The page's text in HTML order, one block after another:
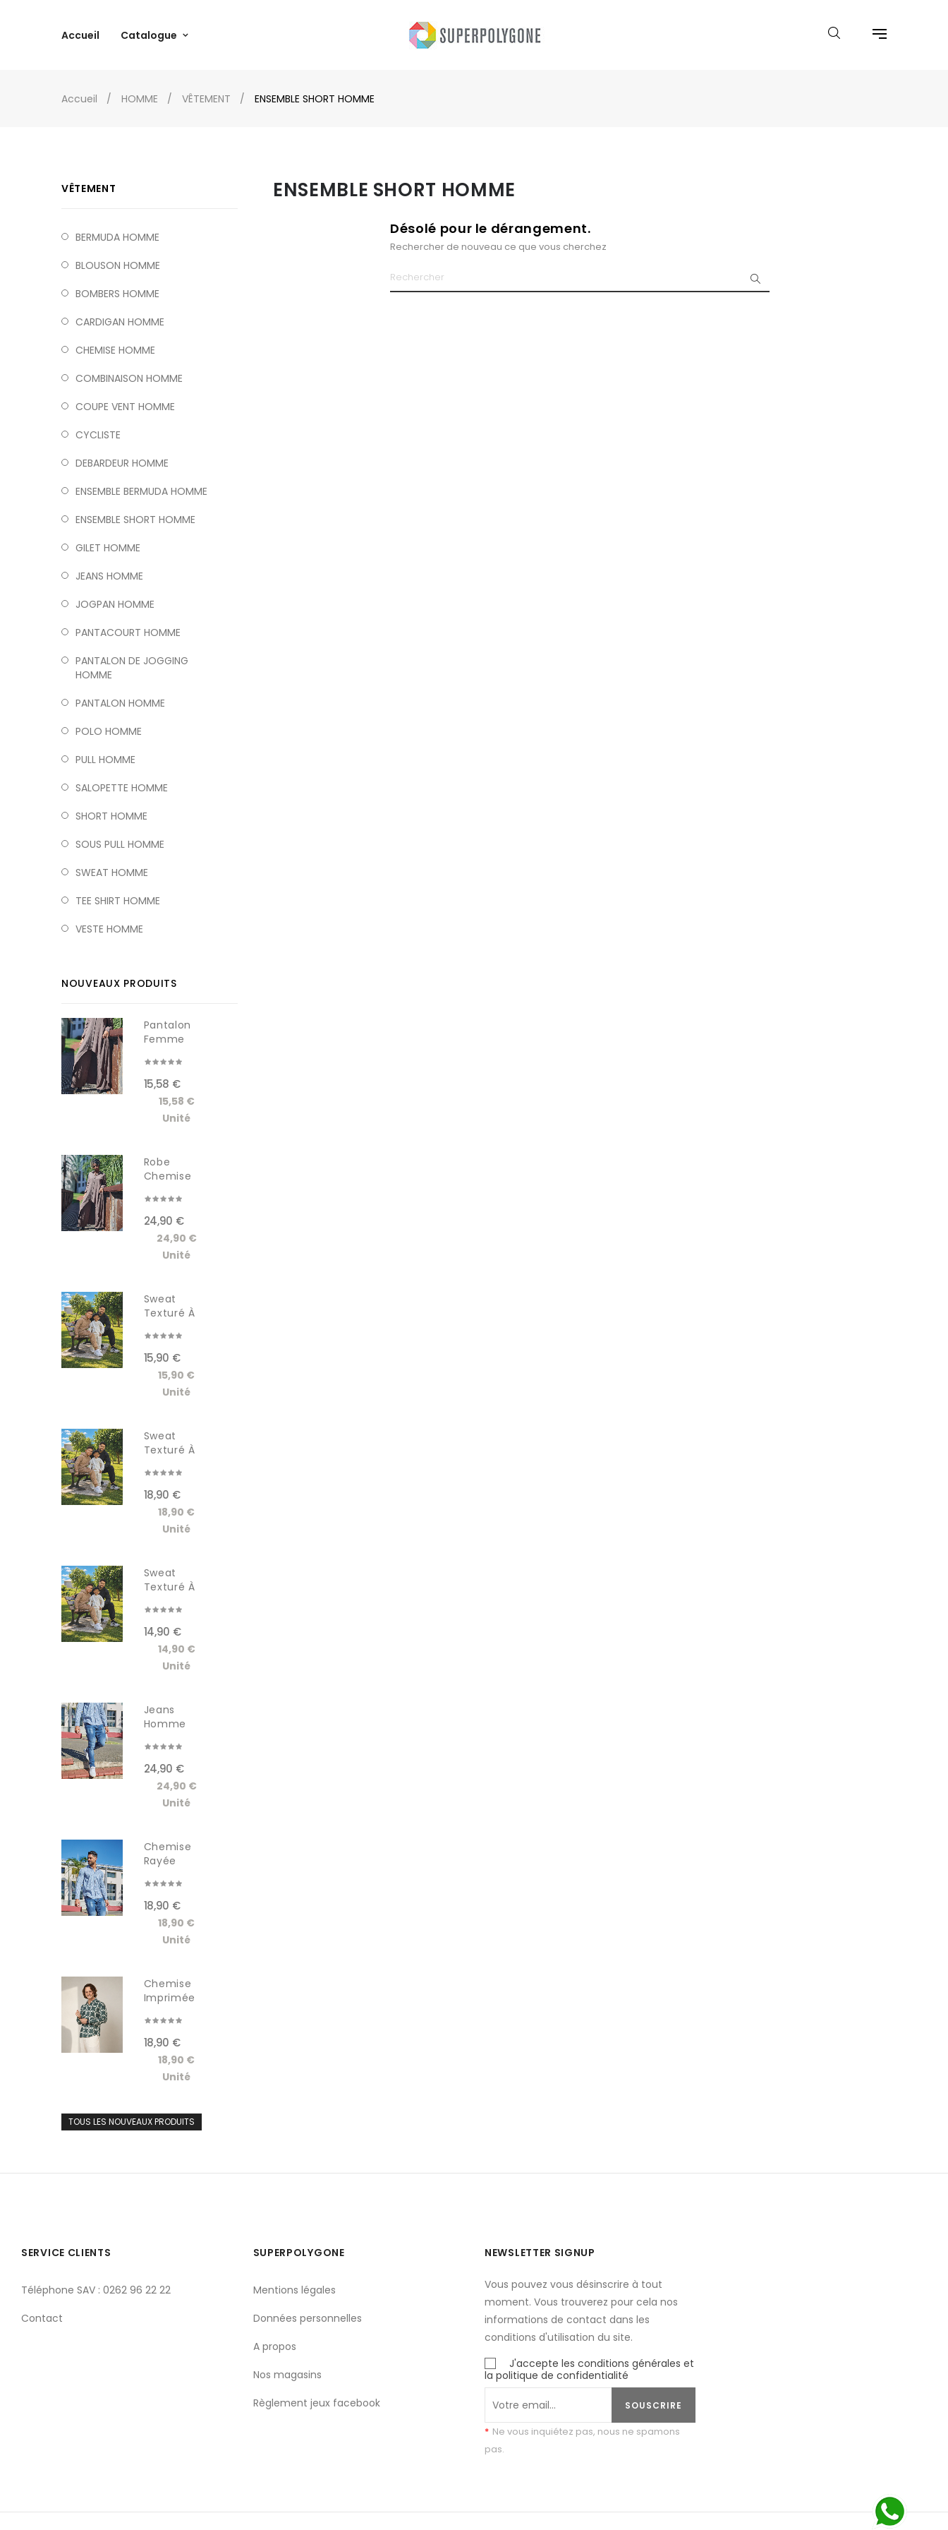
Accueil Catalogue
Accueil HOMME VÊTEMENT ENSEMBLE SHORT HOMME
VÊTEMENT
BERMUDA HOMME
BLOUSON HOMME
BOMBERS HOMME
CARDIGAN HOMME
CHEMISE HOMME
COMBINAISON HOMME
COUPE VENT HOMME
CYCLISTE
DEBARDEUR HOMME
ENSEMBLE BERMUDA HOMME
ENSEMBLE SHORT HOMME
GILET HOMME
JEANS HOMME
JOGPAN HOMME
PANTACOURT HOMME
PANTALON DE JOGGING
HOMME
PANTALON HOMME
POLO HOMME
PULL HOMME
SALOPETTE HOMME
SHORT HOMME
SOUS PULL HOMME
SWEAT HOMME
TEE SHIRT HOMME
VESTE HOMME
NOUVEAUX PRODUITS
Pantalon
Femme
15,58 €
15,58 €
Unité
Robe
Chemise
Femme...
24,90 €
24,90 €
Unité
Sweat
Texturé À
15,90 €
15,90 €
Unité
Sweat
Texturé À
18,90 €
18,90 €
Unité
Sweat
Texturé À
14,90 €
14,90 €
Unité
Jeans
Homme
24,90 €
24,90 €
Unité
Chemise
Rayée
18,90 €
18,90 €
Unité
Chemise
Imprimée
18,90 €
18,90 €
Unité
TOUS LES NOUVEAUX PRODUITS
ENSEMBLE SHORT HOMME
Désolé pour le dérangement.
Rechercher de nouveau ce que vous cherchez
SERVICE CLIENTS
Téléphone SAV : 0262 96 22 22
Contact
SUPERPOLYGONE
Mentions légales
Données personnelles
A propos
Nos magasins
Règlement jeux facebook
NEWSLETTER SIGNUP
Vous pouvez vous désinscrire à tout
moment. Vous trouverez pour cela nos
informations de contact dans les
conditions d'utilisation du site.
J'accepte les conditions générales et
la politique de confidentialité
SOUSCRIRE
* Ne vous inquiétez pas, nous ne spamons
pas.